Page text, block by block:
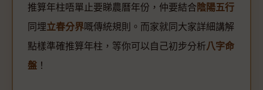
推算年柱唔單止要睇農曆年份，仲要結合 陰陽五行
同埋立春分界嘅傳統規則。而家就同大家詳細講解
點樣準確推算年柱，等你可以自己初步分析八字命
盤 ！